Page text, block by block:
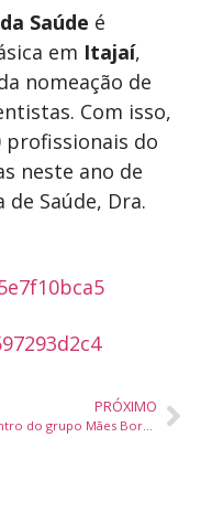
Saúde é
em Itajaí,
nomeação de
Com isso,
profissionais do
neste ano de
de Saúde, Dra.
PRÓXIMO
Encontro do grupo Mães Borboletas em Balneário Camboriú terá oficina de sling nesta sexta-feira